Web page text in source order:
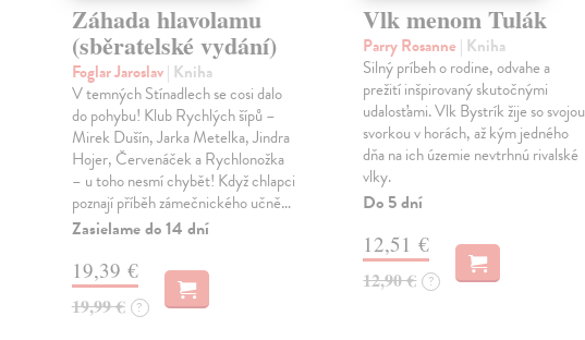
Záhada hlavolamu
(sběratelské vydání)
Foglar Jaroslav| Kniha
V temných Stínadlech se cosi dalo
do pohybu! Klub Rychlých šípů –
Mirek Dušín, Jarka Metelka, Jindra
Hojer, Červenáček a Rychlonožka
– u toho nesmí chybět! Když chlapci
poznají příběh zámečnického učně…
Zasielame do 14 dní
19,39 €
19,99 € ?
Vlk menom Tulák
Parry Rosanne | Kniha
Silný príbeh o rodine, odvahe a
prežití inšpirovaný skutočnými
udalosťami. Vlk Bystrík žije so svojou
svorkou v horách, až kým jedného
dňa na ich územie nevtrhnú rivalské
vlky.
Do 5 dní
12,51 €
12,90 € ?